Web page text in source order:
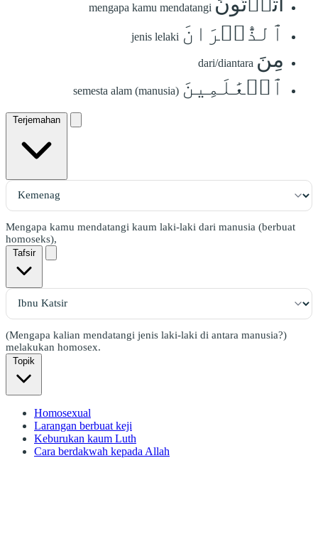
mengapa kamu mendatangi
ٱلذُّكۡرَانَ jenis lelaki
مِنَ dari/diantara
ٱلۡعَٰلَمِينَ semesta alam (manusia)
Terjemahan
Mengapa kamu mendatangi kaum laki-laki dari manusia (berbuat
homoseks),
Tafsir
(Mengapa kalian mendatangi jenis laki-laki di antara manusia?)
melakukan homosex.
Topik
Homosexual
Larangan berbuat keji
Keburukan kaum Luth
Cara berdakwah kepada Allah